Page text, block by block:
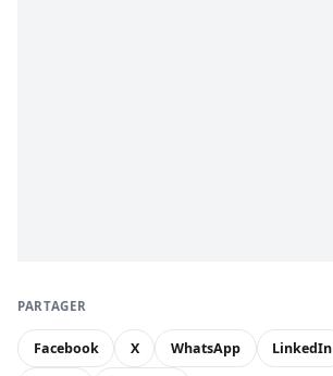
PARTAGER
Facebook X WhatsApp LinkedIn